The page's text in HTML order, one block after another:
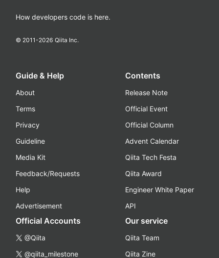
How developers code is here.
© 2011-2026 Qiita Inc.
Guide & Help
About
Terms
Privacy
Guideline
Media Kit
Feedback/Requests
Help
Advertisement
Contents
Release Note
Official Event
Official Column
Advent Calendar
Qiita Tech Festa
Qiita Award
Engineer White Paper
API
Official Accounts
@Qiita
@qiita_milestone
Our service
Qiita Team
Qiita Zine